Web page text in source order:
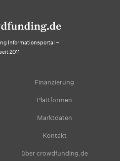
Informationsportal –
2011
Finanzierung
Plattformen
Marktdaten
Kontakt
über crowdfunding.de